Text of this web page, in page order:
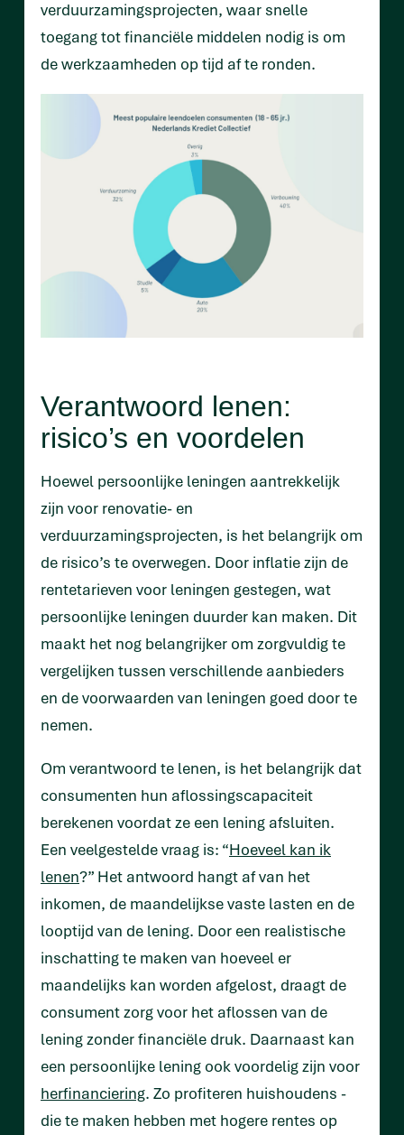
verduurzamingsprojecten, waar snelle
toegang tot financiële middelen nodig is om
de werkzaamheden op tijd af te ronden.
Verantwoord lenen:
risico’s en voordelen
Hoewel persoonlijke leningen aantrekkelijk
zijn voor renovatie- en
verduurzamingsprojecten, is het belangrijk om
de risico’s te overwegen. Door inflatie zijn de
rentetarieven voor leningen gestegen, wat
persoonlijke leningen duurder kan maken. Dit
maakt het nog belangrijker om zorgvuldig te
vergelijken tussen verschillende aanbieders
en de voorwaarden van leningen goed door te
nemen.
Om verantwoord te lenen, is het belangrijk dat
consumenten hun aflossingscapaciteit
berekenen voordat ze een lening afsluiten.
Een veelgestelde vraag is: “Hoeveel kan ik
lenen?” Het antwoord hangt af van het
inkomen, de maandelijkse vaste lasten en de
looptijd van de lening. Door een realistische
inschatting te maken van hoeveel er
maandelijks kan worden afgelost, draagt de
consument zorg voor het aflossen van de
lening zonder financiële druk. Daarnaast kan
een persoonlijke lening ook voordelig zijn voor
herfinanciering. Zo profiteren huishoudens -
die te maken hebben met hogere rentes op